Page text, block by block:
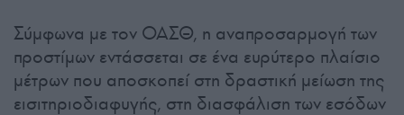
Σύμφωνα με τον ΟΑΣΘ, η αναπροσαρμογή των
προστίμων εντάσσεται σε ένα ευρύτερο πλαίσιο
μέτρων που αποσκοπεί στη δραστική μείωση της
εισιτηριοδιαφυγής, στη διασφάλιση των εσόδων